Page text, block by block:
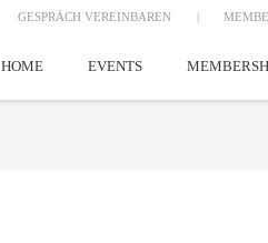
GESPRÄCH VEREINBAREN |
HOME EVENTS